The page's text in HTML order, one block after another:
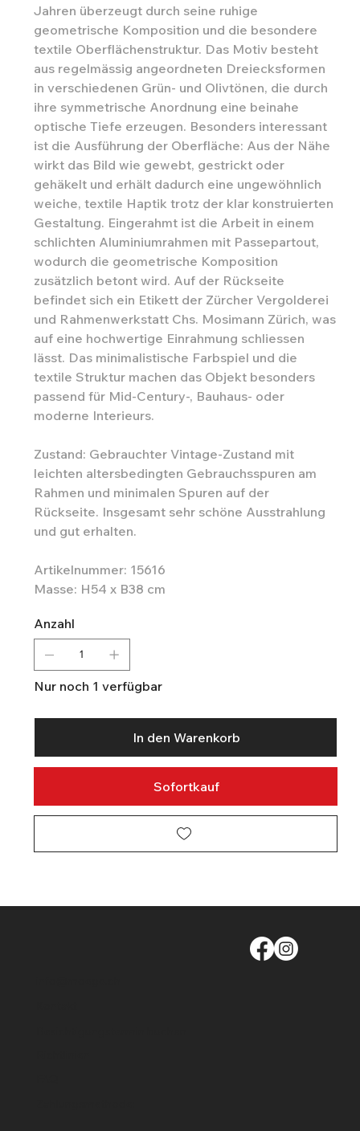
Jahren überzeugt durch seine ruhige
geometrische Komposition und die besondere
textile Oberflächenstruktur. Das Motiv besteht
aus regelmässig angeordneten Dreiecksformen
in verschiedenen Grün- und Olivtönen, die durch
ihre symmetrische Anordnung eine beinahe
optische Tiefe erzeugen. Besonders interessant
ist die Ausführung der Oberfläche: Aus der Nähe
wirkt das Bild wie gewebt, gestrickt oder
gehäkelt und erhält dadurch eine ungewöhnlich
weiche, textile Haptik trotz der klar konstruierten
Gestaltung. Eingerahmt ist die Arbeit in einem
schlichten Aluminiumrahmen mit Passepartout,
wodurch die geometrische Komposition
zusätzlich betont wird. Auf der Rückseite
befindet sich ein Etikett der Zürcher Vergolderei
und Rahmenwerkstatt Chs. Mosimann Zürich, was
auf eine hochwertige Einrahmung schliessen
lässt. Das minimalistische Farbspiel und die
textile Struktur machen das Objekt besonders
passend für Mid-Century-, Bauhaus- oder
moderne Interieurs.
Zustand: Gebrauchter Vintage-Zustand mit
leichten altersbedingten Gebrauchsspuren am
Rahmen und minimalen Spuren auf der
Rückseite. Insgesamt sehr schöne Ausstrahlung
und gut erhalten.
Artikelnummer: 15616
Masse: H54 x B38 cm
Anzahl
Nur noch 1 verfügbar
In den Warenkorb
Sofortkauf